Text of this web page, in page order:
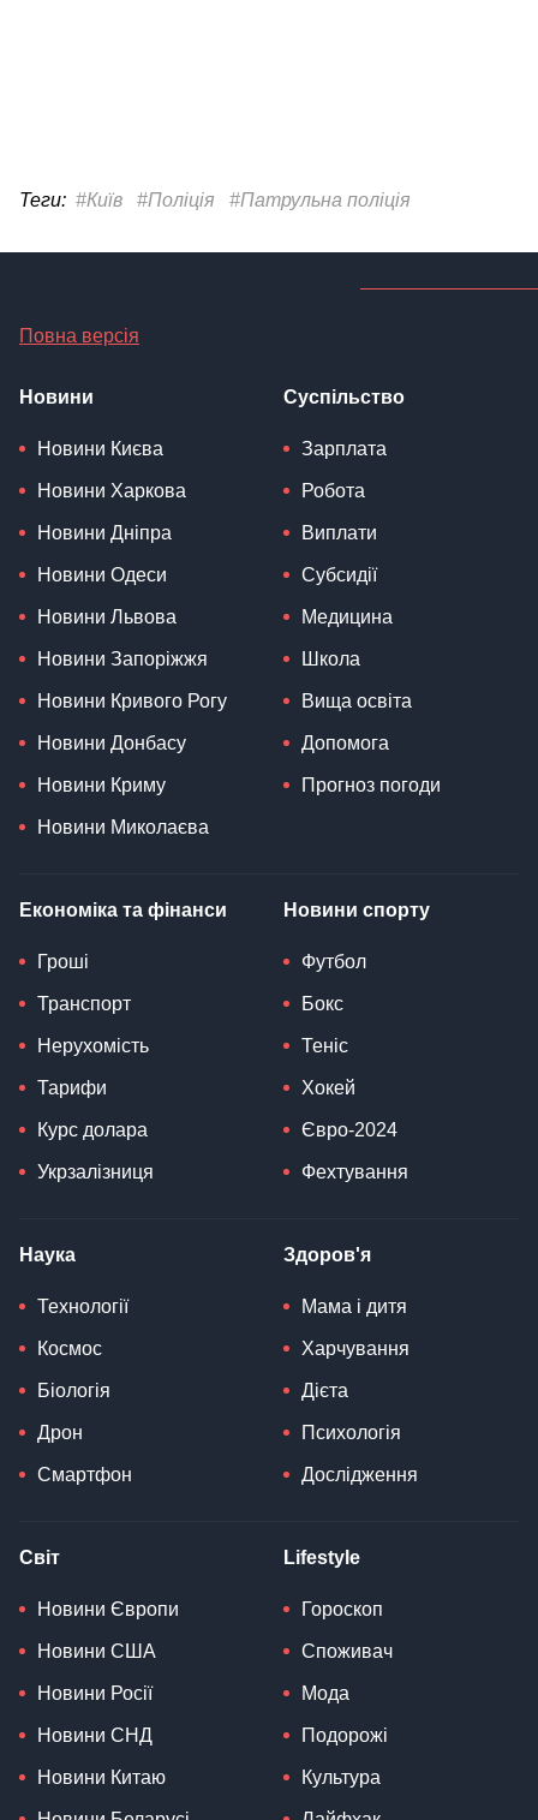
Теги: #Київ #Поліція #Патрульна поліція
Повна версія
Новини
Новини Києва
Новини Харкова
Новини Дніпра
Новини Одеси
Новини Львова
Новини Запоріжжя
Новини Кривого Рогу
Новини Донбасу
Новини Криму
Новини Миколаєва
Суспільство
Зарплата
Робота
Виплати
Субсидії
Медицина
Школа
Вища освіта
Допомога
Прогноз погоди
Економіка та фінанси
Гроші
Транспорт
Нерухомість
Тарифи
Курс долара
Укрзалізниця
Новини спорту
Футбол
Бокс
Теніс
Хокей
Євро-2024
Фехтування
Наука
Технології
Космос
Біологія
Дрон
Смартфон
Здоров'я
Мама і дитя
Харчування
Дієта
Психологія
Дослідження
Світ
Новини Європи
Новини США
Новини Росії
Новини СНД
Новини Китаю
Lifestyle
Гороскоп
Споживач
Мода
Подорожі
Культура